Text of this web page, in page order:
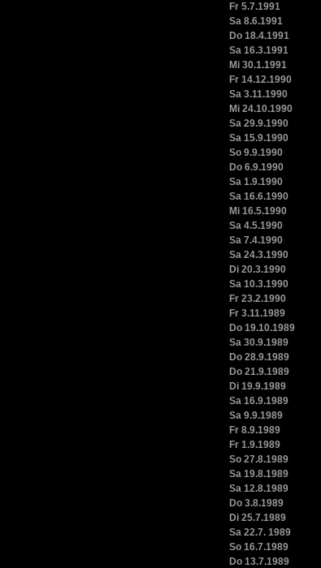
Fr 5.7.1991
Sa 8.6.1991
Do 18.4.1991
Sa 16.3.1991
Mi 30.1.1991
Fr 14.12.1990
Sa 3.11.1990
Mi 24.10.1990
Sa 29.9.1990
Sa 15.9.1990
So 9.9.1990
Do 6.9.1990
Sa 1.9.1990
Sa 16.6.1990
Mi 16.5.1990
Sa 4.5.1990
Sa 7.4.1990
Sa 24.3.1990
Di 20.3.1990
Sa 10.3.1990
Fr 23.2.1990
Fr 3.11.1989
Do 19.10.1989
Sa 30.9.1989
Do 28.9.1989
Do 21.9.1989
Di 19.9.1989
Sa 16.9.1989
Sa 9.9.1989
Fr 8.9.1989
Fr 1.9.1989
So 27.8.1989
Sa 19.8.1989
Sa 12.8.1989
Do 3.8.1989
Di 25.7.1989
Sa 22.7. 1989
So 16.7.1989
Do 13.7.1989